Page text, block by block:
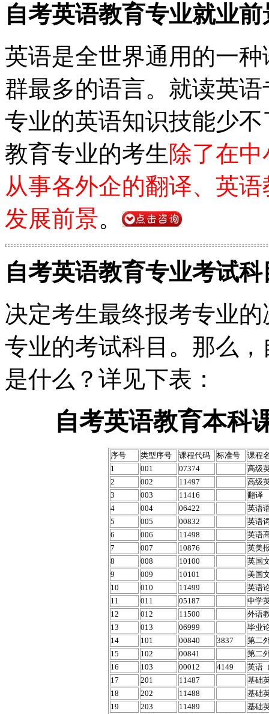
自考英语教育专业就业前
英语是全世界通用的一
群最多的语言。就读英
专业的英语知识技能少
教育专业的考生除了在
从事各外企的翻译、英
发展前景。
自考英语教育专业考试科
决定考生最终报考专业
专业的考试科目。那么
是什么？详见下表：
自考英语教育本科
序号 类型序号 课程代码 标准号
课程
1
001 07374
高级
2
002 11497
高级
3
003 11416
翻译
4
004 06422
英语
5
005 00832
英语
6
006 11498
英语
7
007 10876
英美
8
008 10100
英国
9
009 10101
美国
10
010 11499
英语
11
011 05187
中学
12
012 11500
外语
13
013 06999
毕业
14
101 00840 3837
第二
15
102 00841
第二
16
103 00012 4149
英语
17
201 11487
基础
18
202 11488
基础
19
203 11489
基础